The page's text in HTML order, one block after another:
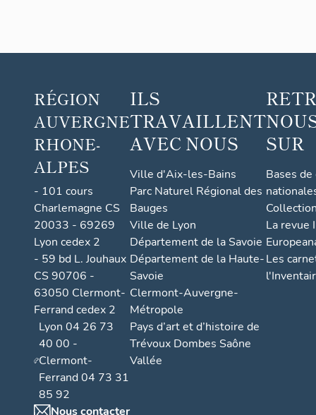
RÉGION
AUVERGNE
RHONE-
ALPES
- 101 cours
Charlemagne CS
20033 - 69269
Lyon cedex 2
- 59 bd L. Jouhaux
CS 90706 -
63050 Clermont-
Ferrand cedex 2
Lyon 04 26 73
40 00 -
Clermont-
Ferrand 04 73 31
85 92
Nous contacter
ILS
TRAVAILLENT
AVEC NOUS
Ville d'Aix-les-Bains
Parc Naturel Régional des
Bauges
Ville de Lyon
Département de la Savoie
Département de la Haute-
Savoie
Clermont-Auvergne-
Métropole
Pays d’art et d’histoire de
Trévoux Dombes Saône
Vallée
SUR
Bases
La revue
Les